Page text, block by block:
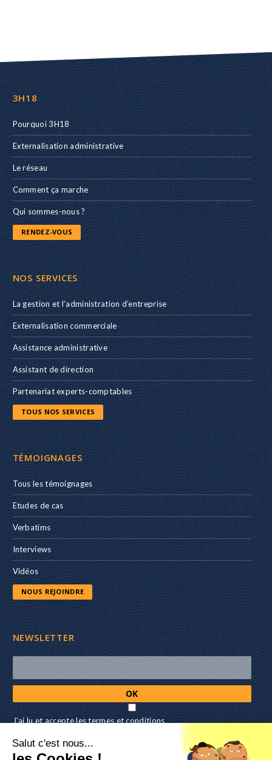
3H18
Pourquoi 3H18
Externalisation administrative
Le réseau
Comment ça marche
Qui sommes-nous ?
RENDEZ-VOUS
NOS SERVICES
La gestion et l’administration d’entreprise
Externalisation commerciale
Assistance administrative
Assistant de direction
Partenariat experts-comptables
TOUS NOS SERVICES
TÉMOIGNAGES
Tous les témoignages
Etudes de cas
Verbatims
Interviews
Vidéos
NOUS REJOINDRE
NEWSLETTER
J'ai lu et accepte les termes et conditions
NOUS SUIVRE
Salut c'est nous...